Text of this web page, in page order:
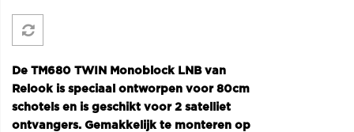
De TM680 TWIN Monoblock LNB van
Relook is speciaal ontworpen voor 80cm
schotels en is geschikt voor 2 satelliet
ontvangers. Gemakkelijk te monteren op